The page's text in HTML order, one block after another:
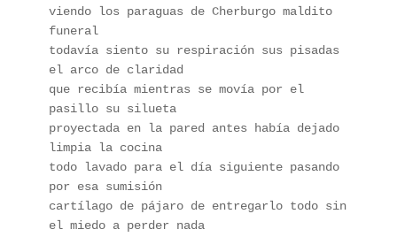
viendo los paraguas de Cherburgo maldito
funeral
todavía siento su respiración sus pisadas
el arco de claridad
que recibía mientras se movía por el
pasillo su silueta
proyectada en la pared antes había dejado
limpia la cocina
todo lavado para el día siguiente pasando
por esa sumisión
cartílago de pájaro de entregarlo todo sin
el miedo a perder nada